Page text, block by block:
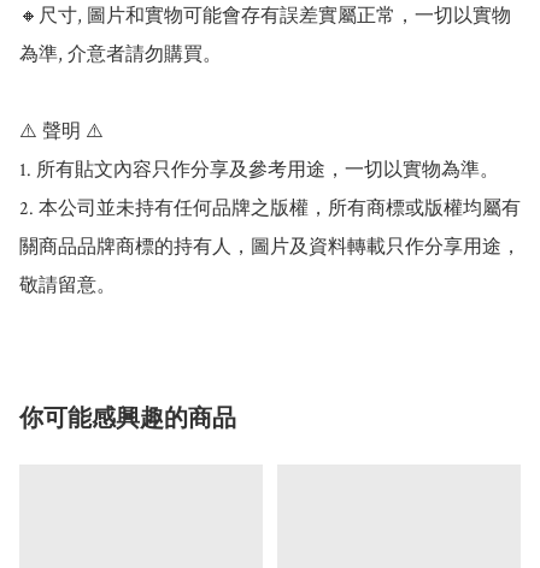
🔸尺寸, 圖片和實物可能會存有誤差實屬正常，一切以實物
為準, 介意者請勿購買。
⚠️ 聲明 ⚠️
1. 所有貼文內容只作分享及參考用途，一切以實物為準。
2. 本公司並未持有任何品牌之版權，所有商標或版權均屬有
關商品品牌商標的持有人，圖片及資料轉載只作分享用途，
敬請留意。
你可能感興趣的商品